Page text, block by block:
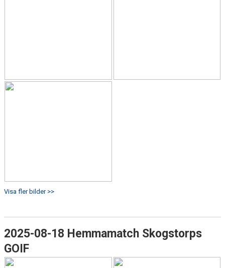
Visa fler bilder >>
2025-08-18 Hemmamatch Skogstorps
GOIF